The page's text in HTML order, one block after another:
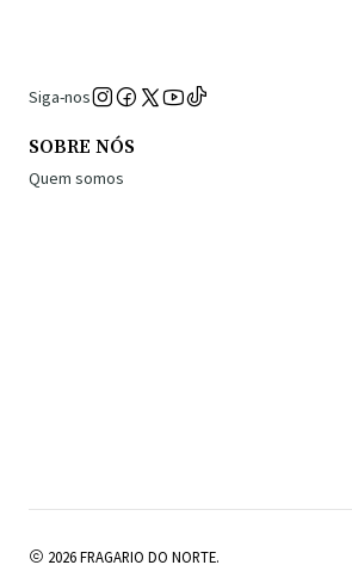
Siga-nos
SOBRE NÓS
Quem somos
2026 FRAGARIO DO NORTE.